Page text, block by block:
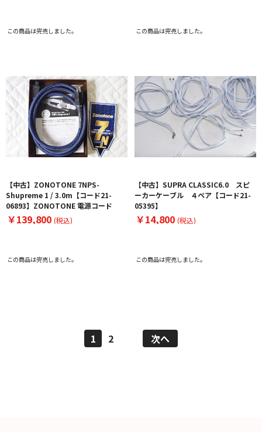
この商品は完売しました。 この商品は完売しました。
【中古】ZONOTONE 7NPS-
Shupreme 1 / 3.0m【コード21-
06893】ZONOTONE 電源コード
￥139,800 (税込)
この商品は完売しました。
【中古】SUPRA CLASSIC6.0 スピ
ーカーケーブル ４ペア【コード21-
05395】
￥14,800 (税込)
この商品は完売しました。
1 2 次へ